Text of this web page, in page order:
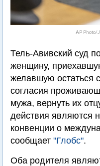
AP Photo/
Тель-Авивский суд
женщину,
желавшую остаться
согласия
мужа, вернуть их
действия являются
конвенции о
сообщает "Глобс".
Оба родителя